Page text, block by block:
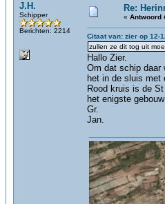
J.H.
Schipper
Berichten: 2214
Re:
« Antwoord
Citaat van: zier op 12-
zullen ze dit tog uit
Hallo Zier.
Om dat schip daar
het in de sluis met
Rood kruis is de
het enigste
Gr.
Jan.